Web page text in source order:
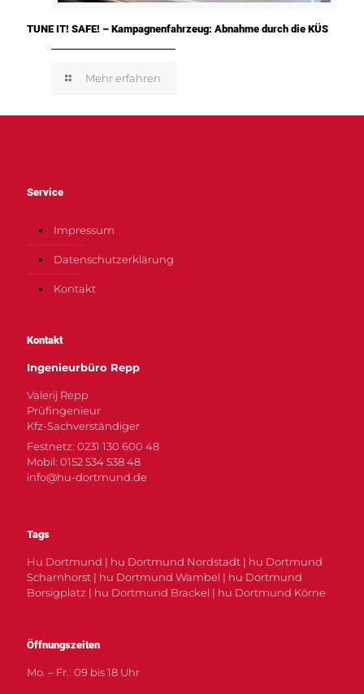
TUNE IT! SAFE! – Kampagnenfahrzeug: Abnahme durch die KÜS
Mehr erfahren
Service
Impressum
Datenschutzerklärung
Kontakt
Kontakt
Ingenieurbüro Repp
Valerij Repp
Prüfingenieur
Kfz-Sachverständiger
Festnetz: 0231 130 600 48
Mobil: 0152 534 538 48
info@hu-dortmund.de
Tags
Hu Dortmund | hu Dortmund Nordstadt | hu Dortmund
Scharnhorst | hu Dortmund Wambel | hu Dortmund
Borsigplatz | hu Dortmund Brackel | hu Dortmund Körne
Öffnungszeiten
Mo. – Fr.: 09 bis 18 Uhr